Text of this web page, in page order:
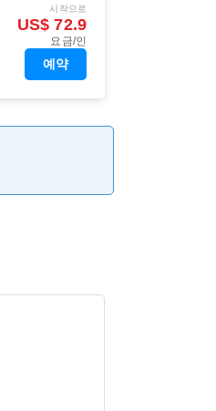
시작으로
US$ 72.9
요금/인
예약